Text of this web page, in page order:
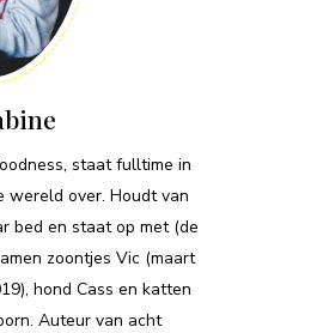
staat fulltime in
wereld over. Houdt van
bed en staat op met (de
zoontjes Vic (maart
hond Cass en katten
Auteur van acht